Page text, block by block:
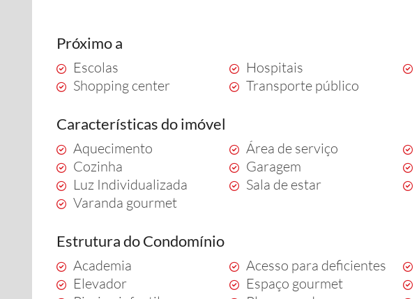
Próximo a
Escolas Hospitais
Shopping center
Transporte público
Características do imóvel
Aquecimento Área de serviço
Cozinha
Garagem
Luz Individualizada
Sala de estar
Varanda gourmet
Estrutura do Condomínio
Academia Acesso para deficientes
Elevador
Espaço gourmet